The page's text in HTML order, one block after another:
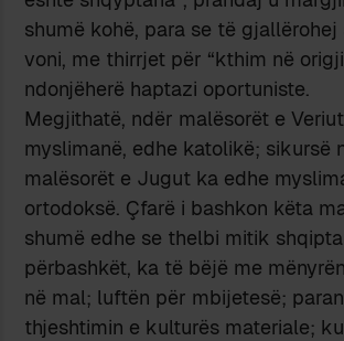
shumë kohë, para se të gjallërohej
voni, me thirrjet për “kthim në
ndonjëherë haptazi oportuniste.
Megjithatë, ndër malësorët e
myslimanë, edhe katolikë; sikursë
malësorët e Jugut ka edhe
ortodoksë. Çfarë i bashkon këta
shumë edhe se thelbi mitik
përbashkët, ka të bëjë me
në mal; luftën për mbijetesë;
thjeshtimin e kulturës materiale;